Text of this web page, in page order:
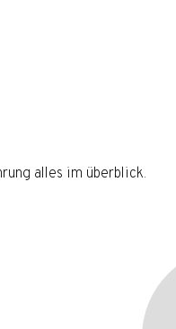
alles im überblick.